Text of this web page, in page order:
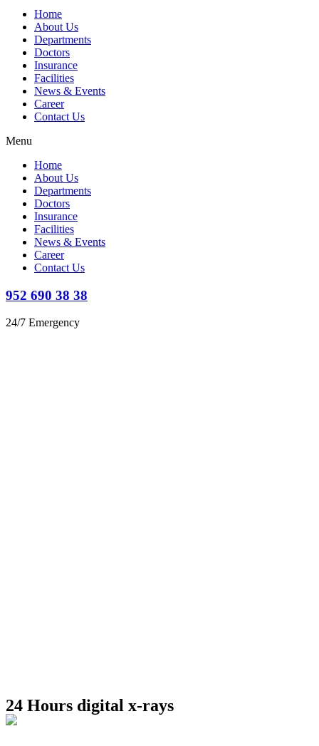
Home
About Us
Departments
Doctors
Insurance
Facilities
News & Events
Career
Contact Us
Menu
Home
About Us
Departments
Doctors
Insurance
Facilities
News & Events
Career
Contact Us
952 690 38 38
24/7 Emergency
24 Hours digital x-rays